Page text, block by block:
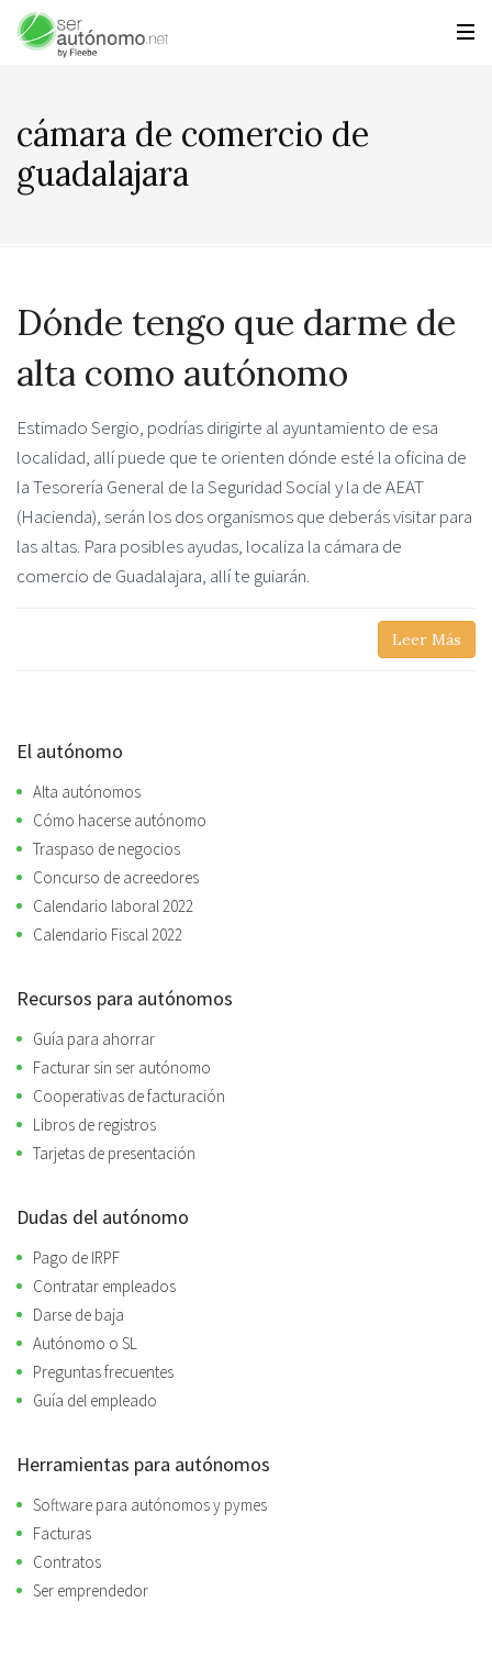
cámara de comercio de
guadalajara
Dónde tengo que darme de
alta como autónomo
Estimado Sergio, podrías dirigirte al ayuntamiento de esa
localidad, allí puede que te orienten dónde esté la oficina de
la Tesorería General de la Seguridad Social y la de AEAT
(Hacienda), serán los dos organismos que deberás visitar para
las altas. Para posibles ayudas, localiza la cámara de
comercio de Guadalajara, allí te guiarán.
Leer Más
El autónomo
Alta autónomos
Cómo hacerse autónomo
Traspaso de negocios
Concurso de acreedores
Calendario laboral 2022
Calendario Fiscal 2022
Recursos para autónomos
Guía para ahorrar
Facturar sin ser autónomo
Cooperativas de facturación
Libros de registros
Tarjetas de presentación
Dudas del autónomo
Pago de IRPF
Contratar empleados
Darse de baja
Autónomo o SL
Preguntas frecuentes
Guía del empleado
Herramientas para autónomos
Software para autónomos y pymes
Facturas
Contratos
Ser emprendedor